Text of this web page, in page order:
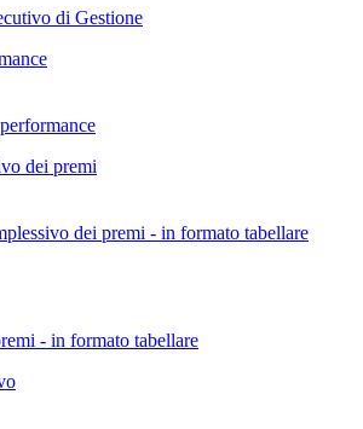
di Gestione
dei premi
dei premi - in formato tabellare
- in formato tabellare